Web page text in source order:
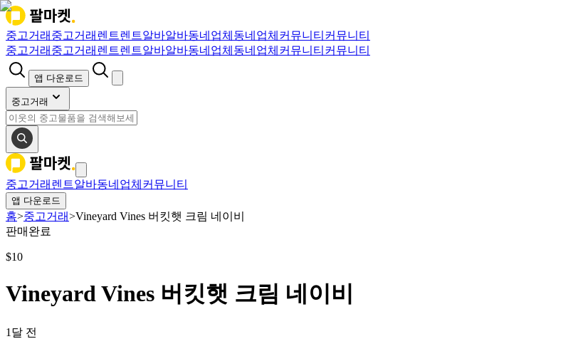
중고거래 중고거래 렌트렌트알바알바동네업체 동네업체 커뮤니티 커뮤니티
중고거래 중고거래 렌트렌트알바알바동네업체 동네업체 커뮤니티 커뮤니티
앱 다운로드
중고거래
중고거래 렌트알바동네업체 커뮤니티
앱 다운로드
홈>중고거래>Vineyard Vines 버킷햇 크림 네이비
판매완료
$10
Vineyard Vines 버킷햇 크림 네이비
1달 전